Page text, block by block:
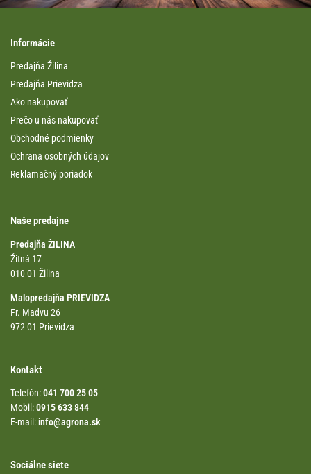
Informácie
Predajňa Žilina
Predajňa Prievidza
Ako nakupovať
Prečo u nás nakupovať
Obchodné podmienky
Ochrana osobných údajov
Reklamačný poriadok
Naše predajne
Predajňa ŽILINA
Žitná 17
010 01 Žilina
Malopredajňa PRIEVIDZA
Fr. Madvu 26
972 01 Prievidza
Kontakt
Telefón:041 700 25 05
Mobil:0915 633 844
E-mail:info@agrona.sk
Sociálne siete